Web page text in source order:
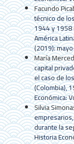
Facundo
técnico de
1944 y
América
(2019):
María
capital
el caso de
(Colombia),
Económica:
Silvia
durante la
Historia